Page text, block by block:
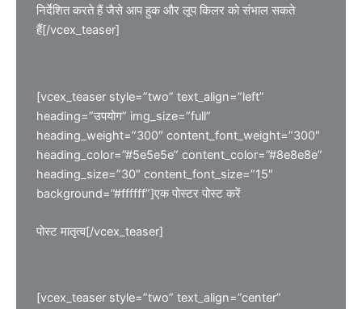
निर्देशित करते हैं जैसे आप हुक और लूप किलर को संभाल सकते
हैं[/vcex_teaser]
[vcex_teaser style=”two” text_align=”left”
heading=”उपयोग” img_size=”full”
heading_weight=”300″ content_font_weight=”300″
heading_color=”#5e5e5e” content_color=”#8e8e8e”
heading_size=”30″ content_font_size=”15″
background=”#ffffff”]एक पोस्टर पोस्ट करें
पोस्ट मातृत्व[/vcex_teaser]
[vcex_teaser style=”two” text_align=”center”